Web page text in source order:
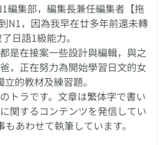
編集部，編集長兼任編集者【拖
N1，因為我早在廿多年前還未轉
日語1級能力。
是在接案一些設計與編輯，與之
，正在努力為開始學習日文的女
的教材及練習題。
トラです。文章は繁体字で書い
関するコンテンツを発信してい
あわせて執筆しています。